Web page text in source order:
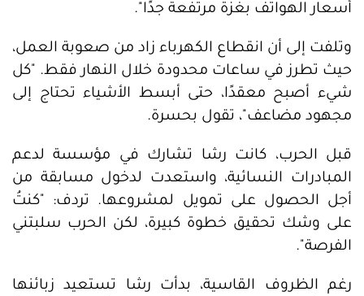
أسعار الهواتف بغزة مرتفعة جدًا".
وتلفت إلى أن انقطاع الكهرباء زاد من صعوبة العمل،
حيث تطرز في ساعات محدودة خلال النهار فقط. "كل
شيء أصبح معقدًا، حتى أبسط الأشياء تحتاج إلى
مجهود مضاعف"، تقول بحسرة.
قبل الحرب، كانت رشا تشارك في مؤسسة لدعم
المبادرات النسائية، واستعدت لدخول مسابقة من
أجل الحصول على تمويل لمشروعها. تردف: "كنتُ
على وشك تحقيق خطوة كبيرة، لكن الحرب سلبتني
الفرصة".
رغم الظروف القاسية، بدأت رشا تستعيد زبائنها